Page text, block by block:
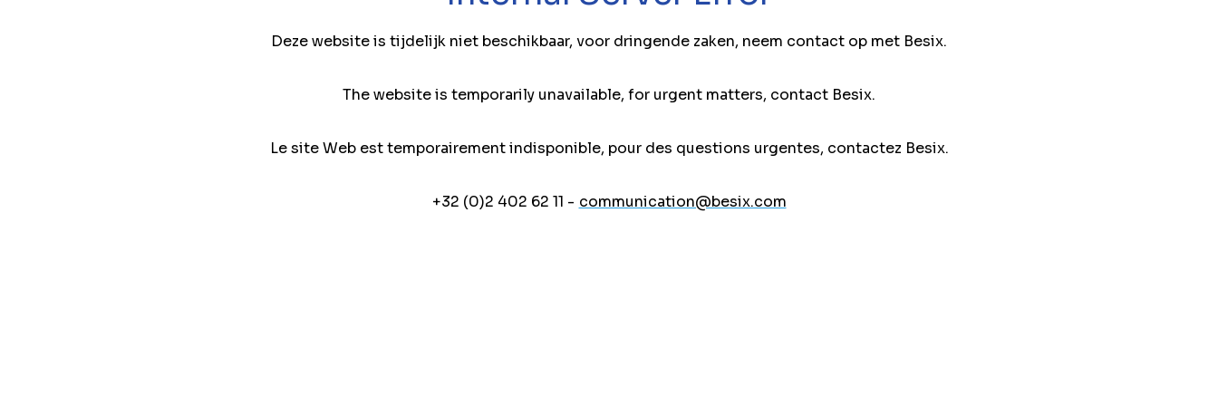
Deze website is tijdelijk niet beschikbaar, voor dringende zaken, neem contact op met Besix.
The website is temporarily unavailable, for urgent matters, contact Besix.
Le site Web est temporairement indisponible, pour des questions urgentes, contactez Besix.
+32 (0)2 402 62 11 - communication@besix.com